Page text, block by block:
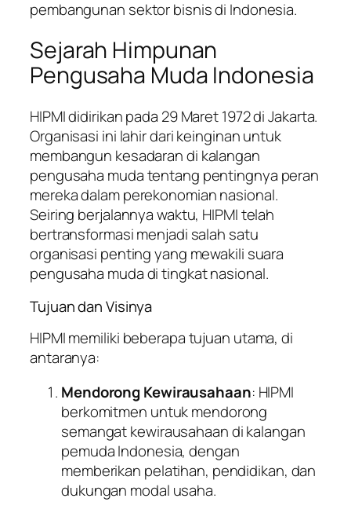
pembangunan sektor bisnis di Indonesia.
Sejarah Himpunan
Pengusaha Muda Indonesia
HIPMI didirikan pada 29 Maret 1972 di Jakarta.
Organisasi ini lahir dari keinginan untuk
membangun kesadaran di kalangan
pengusaha muda tentang pentingnya peran
mereka dalam perekonomian nasional.
Seiring berjalannya waktu, HIPMI telah
bertransformasi menjadi salah satu
organisasi penting yang mewakili suara
pengusaha muda di tingkat nasional.
Tujuan dan Visinya
HIPMI memiliki beberapa tujuan utama, di
antaranya:
Mendorong Kewirausahaan: HIPMI
berkomitmen untuk mendorong
semangat kewirausahaan di kalangan
pemuda Indonesia, dengan
memberikan pelatihan, pendidikan, dan
dukungan modal usaha.